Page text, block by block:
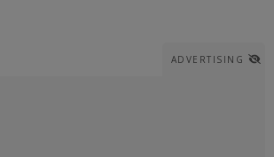
ADVERTISING